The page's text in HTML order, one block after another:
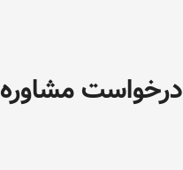
درخواست مشاوره